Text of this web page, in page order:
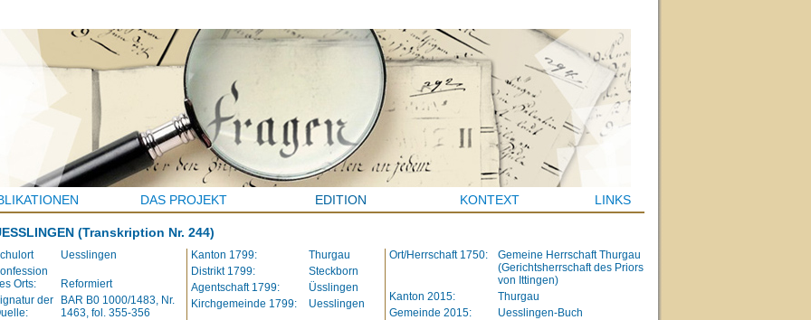
DAS PROJEKT EDITION KONTEXT LINKS
(Transkription Nr. 244)
Uesslingen
Orts:
Reformiert
der
BAR B0 1000/1483, Nr.
1463, fol. 355-356
Kanton 1799:
Thurgau
Distrikt 1799:
Steckborn
Agentschaft 1799:
Üsslingen
Kirchgemeinde 1799:
Uesslingen
Ort/Herrschaft 1750:
Gemeine Herrschaft Thurgau
(Gerichtsherrschaft des Priors
von Ittingen)
Kanton 2015:
Thurgau
Gemeinde 2015:
Uesslingen-Buch